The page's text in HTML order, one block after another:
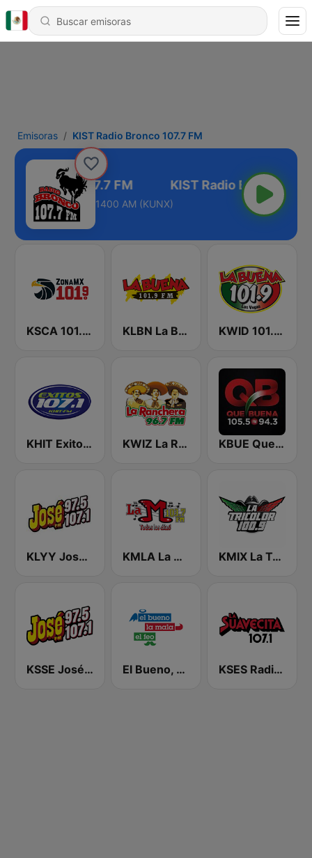
Emisoras KIST Radio Bronco 107.7 FM
Bronco 107.7 FM
1400 AM (KUNX)
KSCA 101.9 Los Angeles FM (US Only) KLBN La Buena 101.9 FM KWID 101.9 La Buena
KHIT Exitos 107.1 FM KWIZ La Ranchera 96.7 FM (US Only) KBUE Que Buena 105.5 / 94.3 FM (US Only)
KLYY José 97.5 y 107.1 KMLA La M 103.7 FM KMIX La Tricolor 100.9 FM
KSSE José 97.5 y 107.1 El Bueno, La Mala y El Feo KSES Radio La Suavecita 107.1